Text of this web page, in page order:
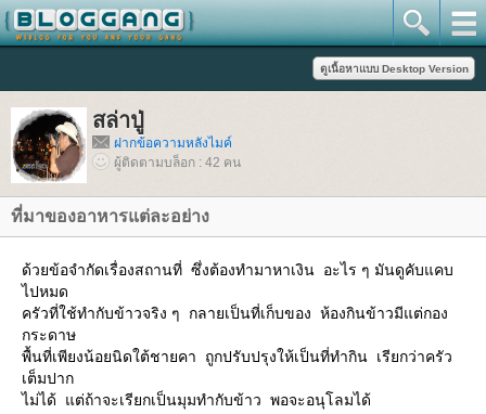
สล่าปู่
ฝากข้อความหลังไมค์
ผู้ติดตามบล็อก : 42 คน
ที่มาของอาหารแต่ละอย่าง
ด้วยข้อจำกัดเรื่องสถานที่ ซึ่งต้องทำมาหาเงิน อะไร ๆ มันดูคับแคบ
ไปหมด
ครัวที่ใช้ทำกับข้าวจริง ๆ กลายเป็นที่เก็บของ ห้องกินข้าวมีแต่กอง
กระดาษ
พื้นที่เพียงน้อยนิดใต้ชายคา ถูกปรับปรุงให้เป็นที่ทำกิน เรียกว่าครัว
เต็มปาก
ไม่ได้ แต่ถ้าจะเรียกเป็นมุมทำกับข้าว พอจะอนุโลมได้